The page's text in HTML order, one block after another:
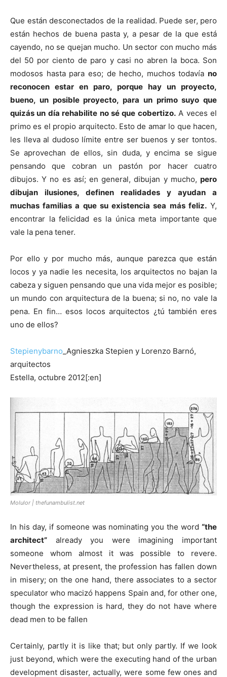
Que están desconectados de la realidad. Puede ser, pero
están hechos de buena pasta y, a pesar de la que está
cayendo, no se quejan mucho. Un sector con mucho más
del 50 por ciento de paro y casi no abren la boca. Son
modosos hasta para eso; de hecho, muchos todavía no
reconocen estar en paro, porque hay un proyecto,
bueno, un posible proyecto, para un primo suyo que
quizás un día rehabilite no sé que cobertizo.A veces el
primo es el propio arquitecto. Esto de amar lo que hacen,
les lleva al dudoso límite entre ser buenos y ser tontos.
Se aprovechan de ellos, sin duda, y encima se sigue
pensando que cobran un pastón por hacer cuatro
dibujos. Y no es así; en general, dibujan y mucho, pero
dibujan ilusiones, definen realidades y ayudan a
muchas familias a que su existencia sea más feliz.Y,
encontrar la felicidad es la única meta importante que
vale la pena tener.
Por ello y por mucho más, aunque parezca que están
locos y ya nadie les necesita, los arquitectos no bajan la
cabeza y siguen pensando que una vida mejor es posible;
un mundo con arquitectura de la buena; si no, no vale la
pena. En fin… esos locos arquitectos ¿tú también eres
uno de ellos?
Stepienybarno _Agnieszka Stepien y Lorenzo Barnó,
arquitectos
Estella, octubre 2012[:en]
Molulor | thefunambulist.net
In his day, if someone was nominating you the word “the
architect” already you were imagining important
someone whom almost it was possible to revere.
Nevertheless, at present, the profession has fallen down
in misery; on the one hand, there associates to a sector
speculator who macizó happens Spain and, for other one,
though the expression is hard, they do not have where
dead men to be fallen
Certainly, partly it is like that; but only partly. If we look
just beyond, which were the executing hand of the urban
development disaster, actually, were some few ones and